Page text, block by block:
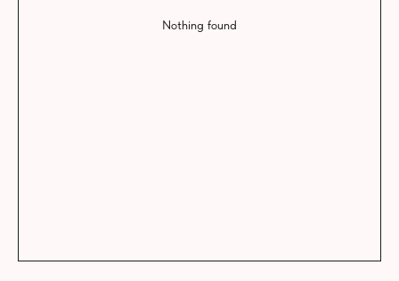
Nothing found